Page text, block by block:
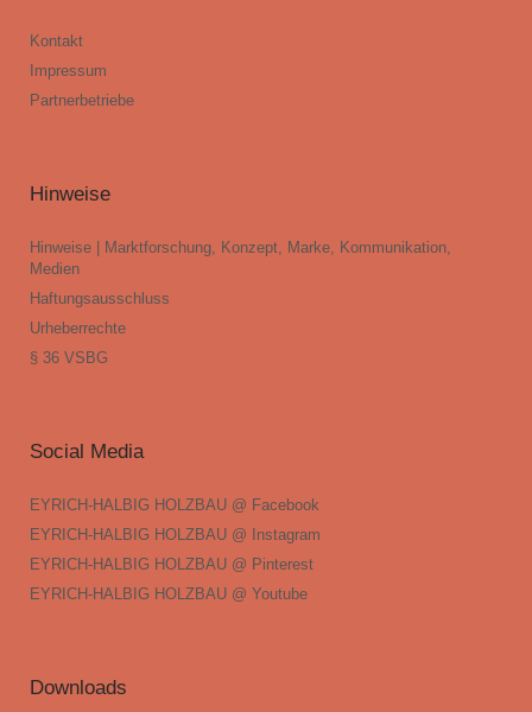
Kontakt
Impressum
Partnerbetriebe
Hinweise
Hinweise | Marktforschung, Konzept, Marke, Kommunikation,
Medien
Haftungsausschluss
Urheberrechte
§ 36 VSBG
Social Media
EYRICH-HALBIG HOLZBAU @ Facebook
EYRICH-HALBIG HOLZBAU @ Instagram
EYRICH-HALBIG HOLZBAU @ Pinterest
EYRICH-HALBIG HOLZBAU @ Youtube
Downloads